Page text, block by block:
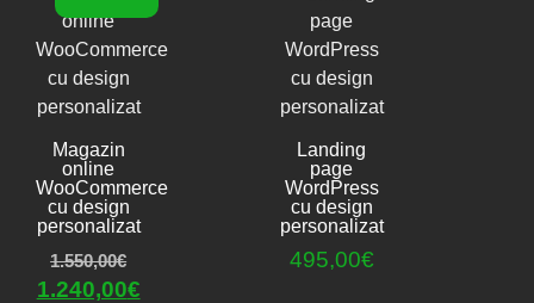
Magazin
online
WooCommerce
cu design
personalizat
1.550,00€
1.240,00€
Landing
page
WordPress
cu design
personalizat
495,00€